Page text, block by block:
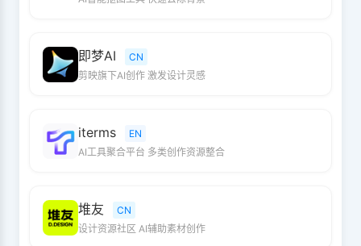
即梦AI
CN
剪映旗下AI创作 激发设计灵感
iterms
EN
AI工具聚合平台 多类创作资源整合
堆友
CN
设计资源社区 AI辅助素材创作